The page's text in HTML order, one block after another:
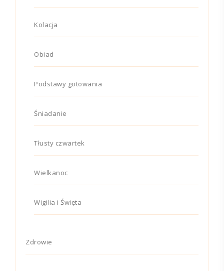
Kolacja
Obiad
Podstawy gotowania
Śniadanie
Tłusty czwartek
Wielkanoc
Wigilia i Święta
Zdrowie